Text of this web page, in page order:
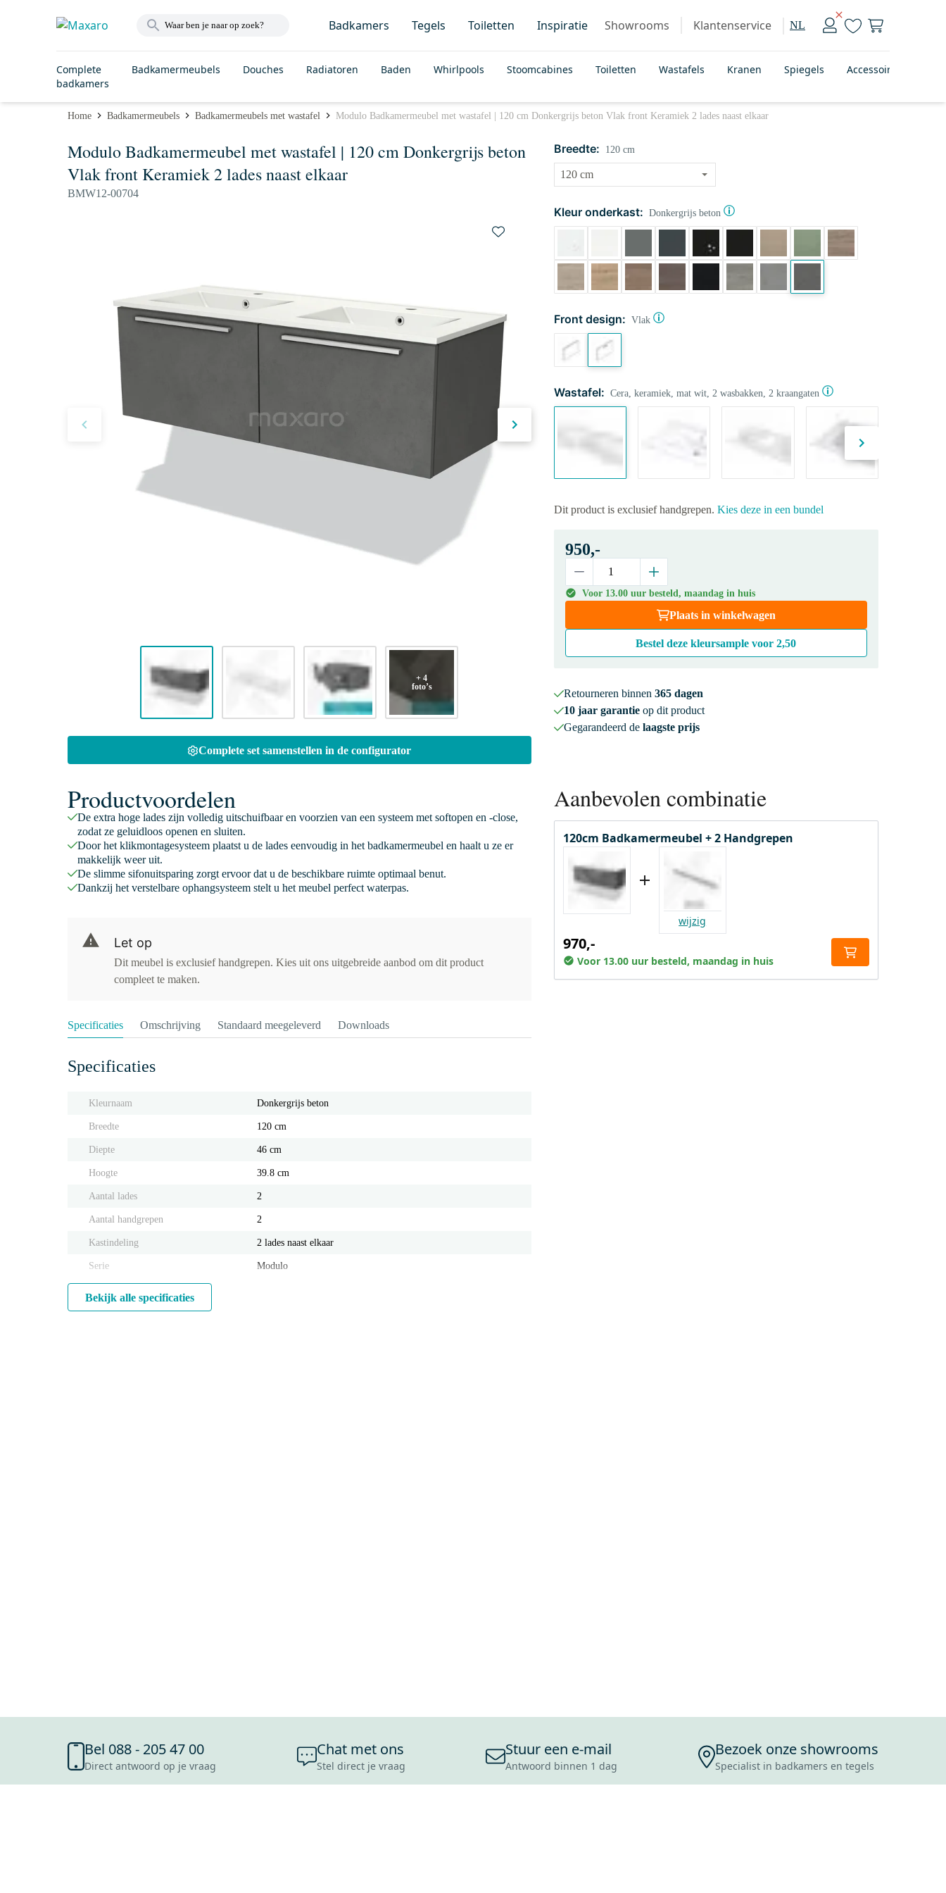
Badkamers Tegels Toiletten Inspiratie Showrooms Klantenservice NL
Complete
badkamers
Badkamermeubels Douches Radiatoren Baden Whirlpools Stoomcabines Toiletten Wastafels Kranen Spiegels Accessoires
Home Badkamermeubels Badkamermeubels met wastafel Modulo Badkamermeubel met wastafel | 120 cm Donkergrijs beton Vlak front Keramiek 2 lades naast elkaar
Modulo Badkamermeubel met wastafel | 120 cm Donkergrijs beton
Vlak front Keramiek 2 lades naast elkaar
BMW12-00704
+ 4
foto’s
Complete set samenstellen in de configurator
Dit product is exclusief handgrepen. Kies deze in een bundel
Breedte: 120 cm
Kleur onderkast: Donkergrijs beton
Front design: Vlak
Wastafel: Cera, keramiek, mat wit, 2 wasbakken, 2 kraangaten
950,-
Voor 13.00 uur besteld, maandag in huis
Plaats in winkelwagen
Bestel deze kleursample voor2,50
Retourneren binnen 365 dagen
10 jaar garantieop dit product
Gegarandeerd de laagste prijs
Productvoordelen
De extra hoge lades zijn volledig uitschuifbaar en voorzien van een systeem met softopen en -close,
zodat ze geluidloos openen en sluiten.
Door het klikmontagesysteem plaatst u de lades eenvoudig in het badkamermeubel en haalt u ze er
makkelijk weer uit.
De slimme sifonuitsparing zorgt ervoor dat u de beschikbare ruimte optimaal benut.
Dankzij het verstelbare ophangsysteem stelt u het meubel perfect waterpas.
Let op
Dit meubel is exclusief handgrepen. Kies uit ons uitgebreide aanbod om dit product
compleet te maken.
Specificaties Omschrijving Standaard meegeleverd Downloads
Specificaties
Kleurnaam Donkergrijs beton
Breedte 120 cm
Diepte 46 cm
Hoogte 39.8 cm
Aantal lades 2
Aantal handgrepen 2
Kastindeling 2 lades naast elkaar
Serie Modulo
Bekijk alle specificaties
Aanbevolen combinatie
120cm Badkamermeubel + 2 Handgrepen
wijzig
970,-
Voor 13.00 uur besteld, maandag in huis
Bel 088 - 205 47 00
Direct antwoord op je vraag
Chat met ons
Stel direct je vraag
Stuur een e-mail
Antwoord binnen 1 dag
Bezoek onze showrooms
Specialist in badkamers en tegels